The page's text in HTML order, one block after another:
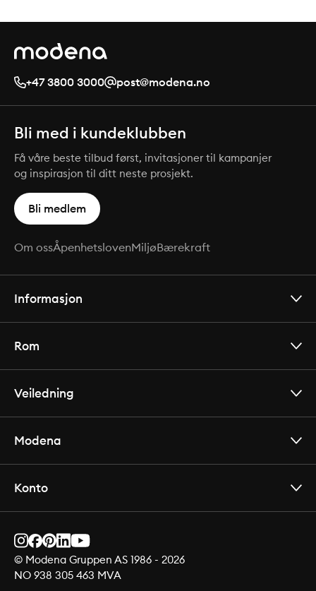
+47 3800 3000 post@modena.no
Bli med i kundeklubben
Få våre beste tilbud først, invitasjoner til kampanjer
og inspirasjon til ditt neste prosjekt.
Bli medlem
Om ossÅpenhetslovenMiljøBærekraft
Informasjon
Rom
Veiledning
Modena
Konto
© Modena Gruppen AS 1986 - 2026
NO 938 305 463 MVA